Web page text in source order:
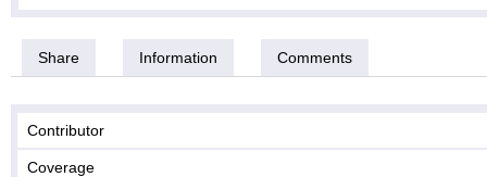
Share Information Comments
Contributor
Coverage